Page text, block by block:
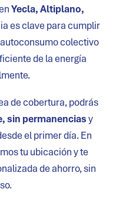
Yecla, Altiplano,
es clave para cumplir
colectivo
de la energía
de cobertura, podrás
sin permanenciasy
el primer día. En
tu ubicación y te
de ahorro, sin